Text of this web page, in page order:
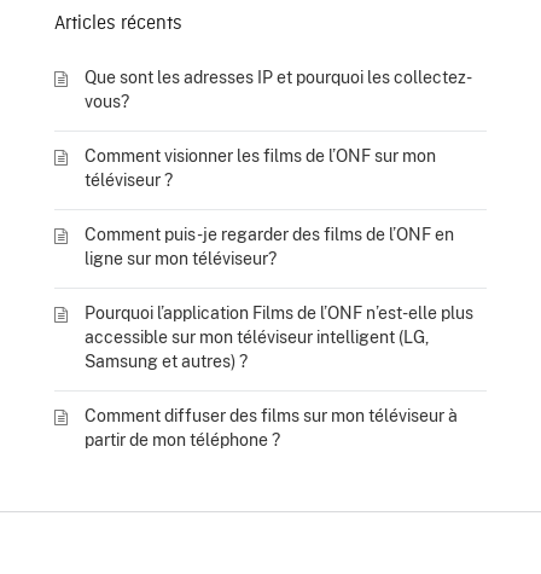
Articles récents
Que sont les adresses IP et pourquoi les collectez-
vous?
Comment visionner les films de l’ONF sur mon
téléviseur ?
Comment puis-je regarder des films de l’ONF en
ligne sur mon téléviseur?
Pourquoi l’application Films de l’ONF n’est-elle plus
accessible sur mon téléviseur intelligent (LG,
Samsung et autres) ?
Comment diffuser des films sur mon téléviseur à
partir de mon téléphone ?